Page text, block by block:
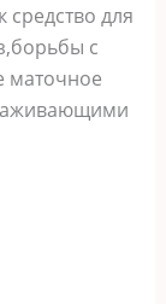
средство для
с
маточное